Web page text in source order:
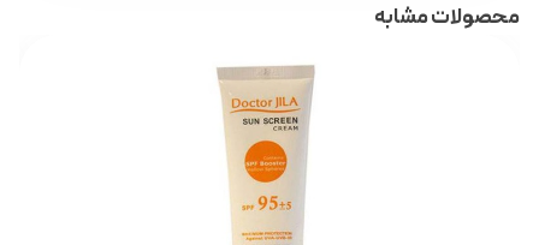
محصولات مشابه